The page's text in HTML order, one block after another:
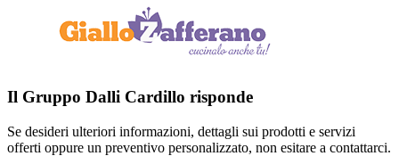
Il Gruppo Dalli Cardillo risponde
Se desideri ulteriori informazioni, dettagli sui prodotti e servizi
offerti oppure un preventivo personalizzato, non esitare a contattarci.